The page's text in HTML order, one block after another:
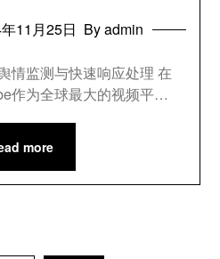
11月25日 By admin
情监测与快速响应处理 在
作为全球最大的视频平…
more